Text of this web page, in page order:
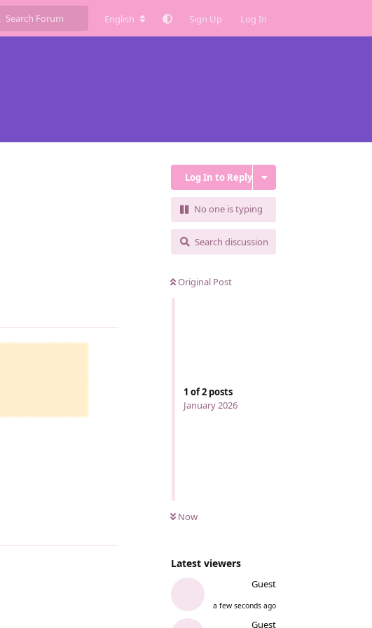
English Sign Up Log In
Log In to Reply
No one is typing
Search discussion
Original Post
1 of2 posts
January 2026
Now
Latest viewers
Guest
a few seconds ago
Guest